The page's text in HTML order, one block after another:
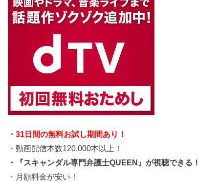
・31日間の無料お試し期間あり！
・動画配信本数120,000本以上！
・『スキャンダル専門弁護士QUEEN』が視聴できる！
・月額料金が安い！